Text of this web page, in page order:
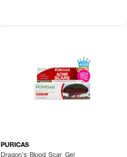
PURICAS
Dragon's Blood Scar Gel